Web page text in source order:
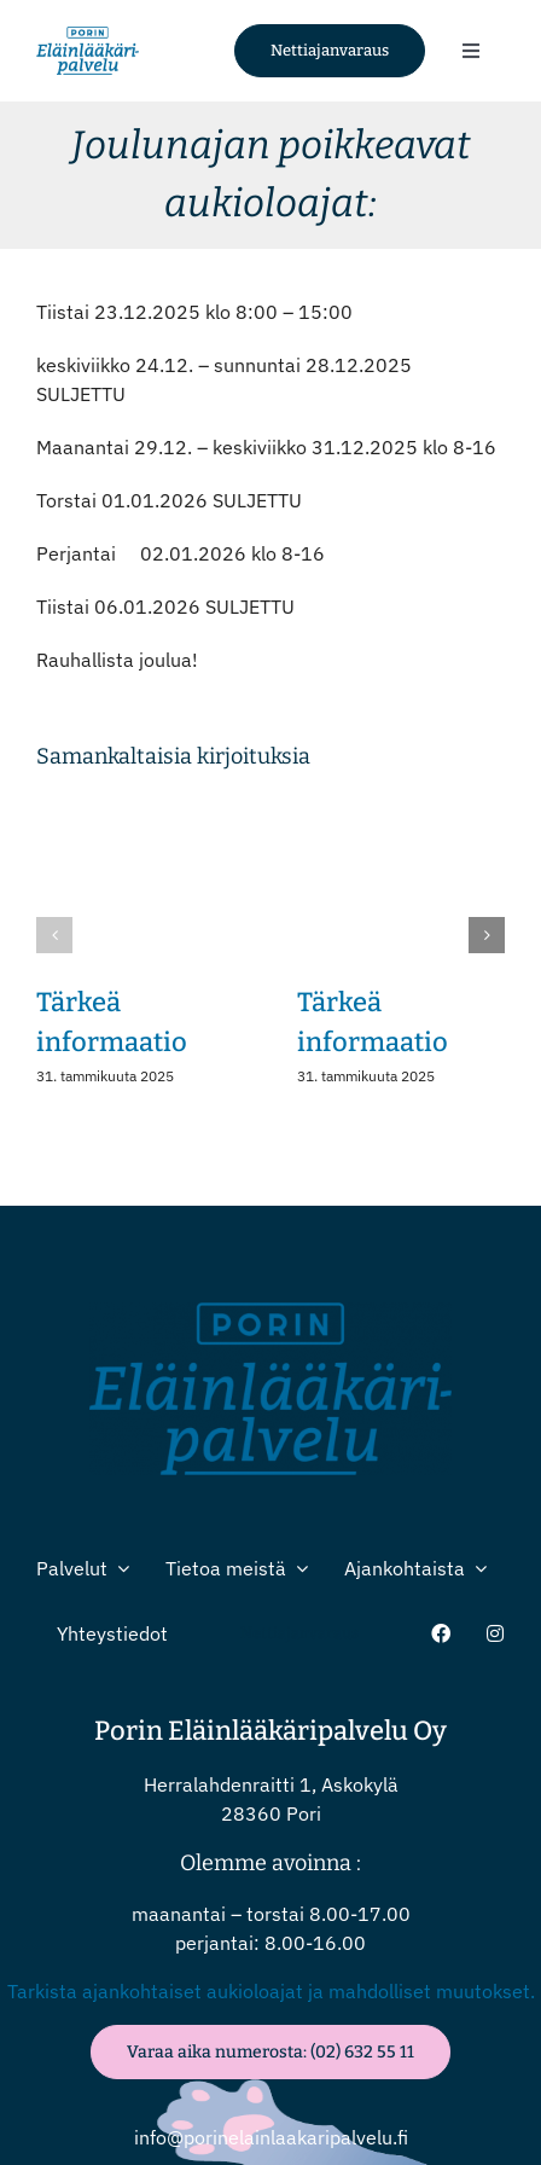
content
Nettiajanvaraus
Toggle
Tietoa meistä
Yhteystiedot
Facebook
Joulunajan poikkeavat
aukioloajat:
Tiistai 23.12.2025 klo 8:00 – 15:00
keskiviikko 24.12. – sunnuntai 28.12.2025
SULJETTU
Maanantai 29.12. – keskiviikko 31.12.2025 klo 8-16
Torstai 01.01.2026 SULJETTU
Perjantai 02.01.2026 klo 8-16
Tiistai 06.01.2026 SULJETTU
Rauhallista joulua!
Samankaltaisia kirjoituksia
Tärkeä
informaatio
31. tammikuuta 2025
Tärkeä
informaatio
31. tammikuuta 2025
Palvelut Tietoa meistä Ajankohtaista
Yhteystiedot
Porin Eläinlääkäripalvelu Oy
Herralahdenraitti 1, Askokylä
28360 Pori
Olemme avoinna :
maanantai – torstai 8.00-17.00
perjantai: 8.00-16.00
Tarkista ajankohtaiset aukioloajat ja mahdolliset muutokset.
Varaa aika numerosta: (02) 632 55 11
info@porinelainlaakaripalvelu.fi